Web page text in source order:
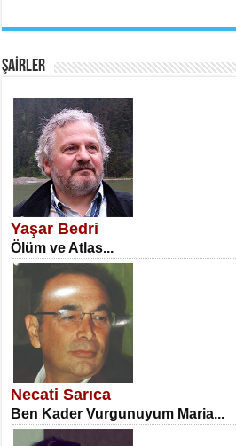
SATILMIŞ ÜMİT ÇETİNKAYA
Erkenlik...
NECLA DİLEK ARSLAN
Öğretmenler Günü Mahkemesi...
ŞAİRLER
Yaşar Bedri
Ölüm ve Atlas...
Necati Sarıca
Ben Kader Vurgunuyum Maria...